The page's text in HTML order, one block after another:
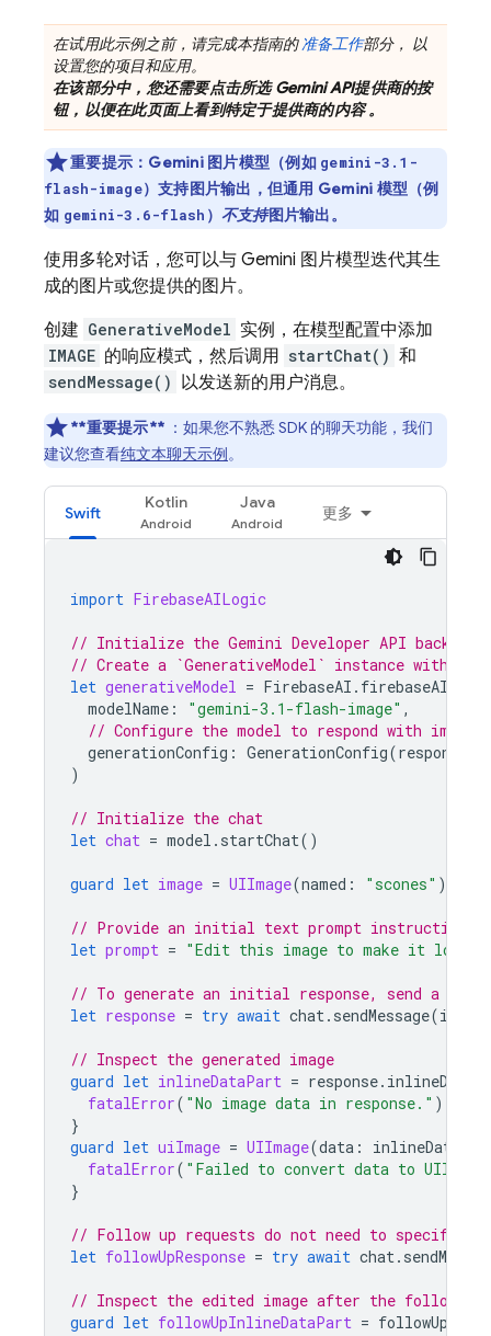
在试用此示例之前，请完成本指南的准备工作部分， 以
设置您的项目和应用。
在该部分中，您还需要点击所选Gemini API提供商的按
钮，以便在此页面上看到特定于提供商的内容 。
重要提示： Gemini图片模型（例如 gemini-3.1-
flash-image）支持图片输出，但通用 Gemini 模型（例
如 gemini-3.6-flash ） 不支持图片输出。
使用多轮对话，您可以与 Gemini 图片模型迭代其生
成的图片或您提供的图片。
创建 GenerativeModel 实例，在模型配置中添加
IMAGE 的响应模式，然后调用 startChat() 和
sendMessage() 以发送新的用户消息。
**重要提示** ：如果您不熟悉 SDK 的聊天功能，我们
建议您查看纯文本聊天示例。
Swift
Kotlin Java
更多
import FirebaseAILogic
// Initialize the Gemini Developer API backend
// Create a `GenerativeModel` instance with a
let generativeModel = FirebaseAI . firebaseAI
modelName : "gemini-3.1-flash-image" ,
// Configure the model to respond with
generationConfig : GenerationConfig(
)
// Initialize the chat
let chat = model . startChat()
guard let image = UIImage(named : "scones" )
// Provide an initial text prompt instructing
let prompt = "Edit this image to make it look
// To generate an initial response, send a user
let response = try await chat. sendMessage(image
// Inspect the generated image
guard let inlineDataPart = response.
fatalError( "No image data in response." )
}
guard let uiImage = UIImage(data :
fatalError( "Failed to convert data to
}
// Follow up requests do not need to specify
let followUpResponse = try await chat.
// Inspect the edited image after the follow up
guard let followUpInlineDataPart =